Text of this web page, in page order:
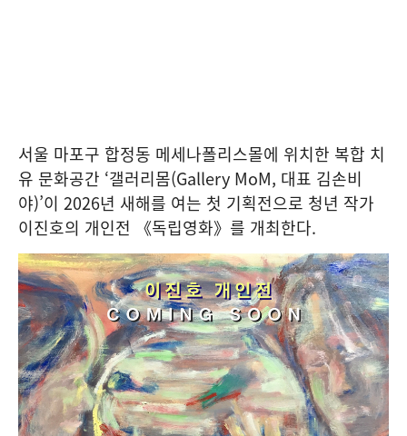
서울 마포구 합정동 메세나폴리스몰에 위치한 복합 치
유 문화공간 ‘갤러리몸(Gallery MoM, 대표 김손비
야)’이 2026년 새해를 여는 첫 기획전으로 청년 작가
이진호의 개인전 《독립영화》를 개최한다.